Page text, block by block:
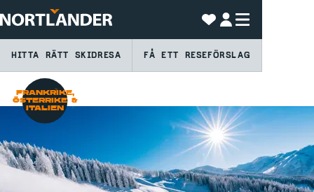
HITTA RÄTT SKIDRESA FÅ ETT RESEFÖRSLAG
FRANKRIKE,
ÖSTERRIKE &
ITALIEN